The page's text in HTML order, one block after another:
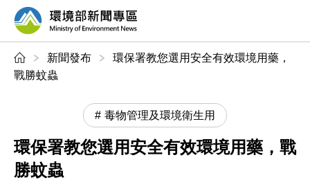
前往中央內容區塊
環境部新聞專區
新聞發布
環保署教您選用安全有效環境用藥，
戰勝蚊蟲
毒物管理及環境衛生用
環保署教您選用安全有效環境用藥，戰
勝蚊蟲